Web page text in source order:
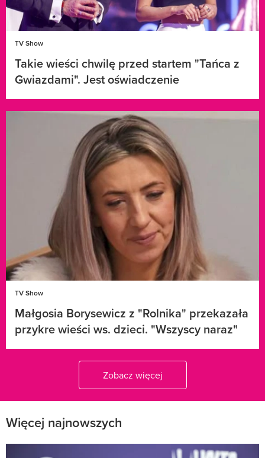
TV Show
Takie wieści chwilę przed startem "Tańca z
Gwiazdami". Jest oświadczenie
TV Show
Małgosia Borysewicz z "Rolnika" przekazała
przykre wieści ws. dzieci. "Wszyscy naraz"
Zobacz więcej
Więcej najnowszych